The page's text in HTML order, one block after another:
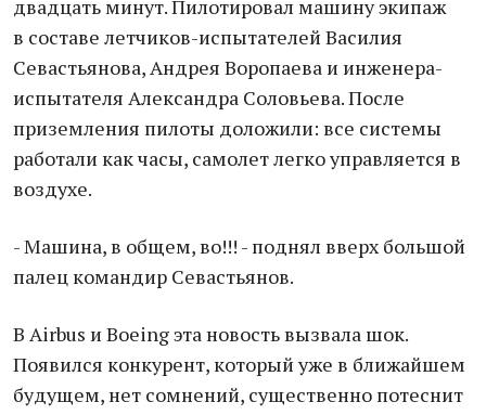
двадцать минут. Пилотировал машину экипаж
в составе летчиков-испытателей Василия
Севастьянова, Андрея Воропаева и инженера-
испытателя Александра Соловьева. После
приземления пилоты доложили: все системы
работали как часы, самолет легко управляется в
воздухе.
- Машина, в общем, во!!! - поднял вверх большой
палец командир Севастьянов.
В Airbus и Boeing эта новость вызвала шок.
Появился конкурент, который уже в ближайшем
будущем, нет сомнений, существенно потеснит